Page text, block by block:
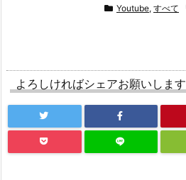
Youtube, すべて
よろしければシェアお願いします